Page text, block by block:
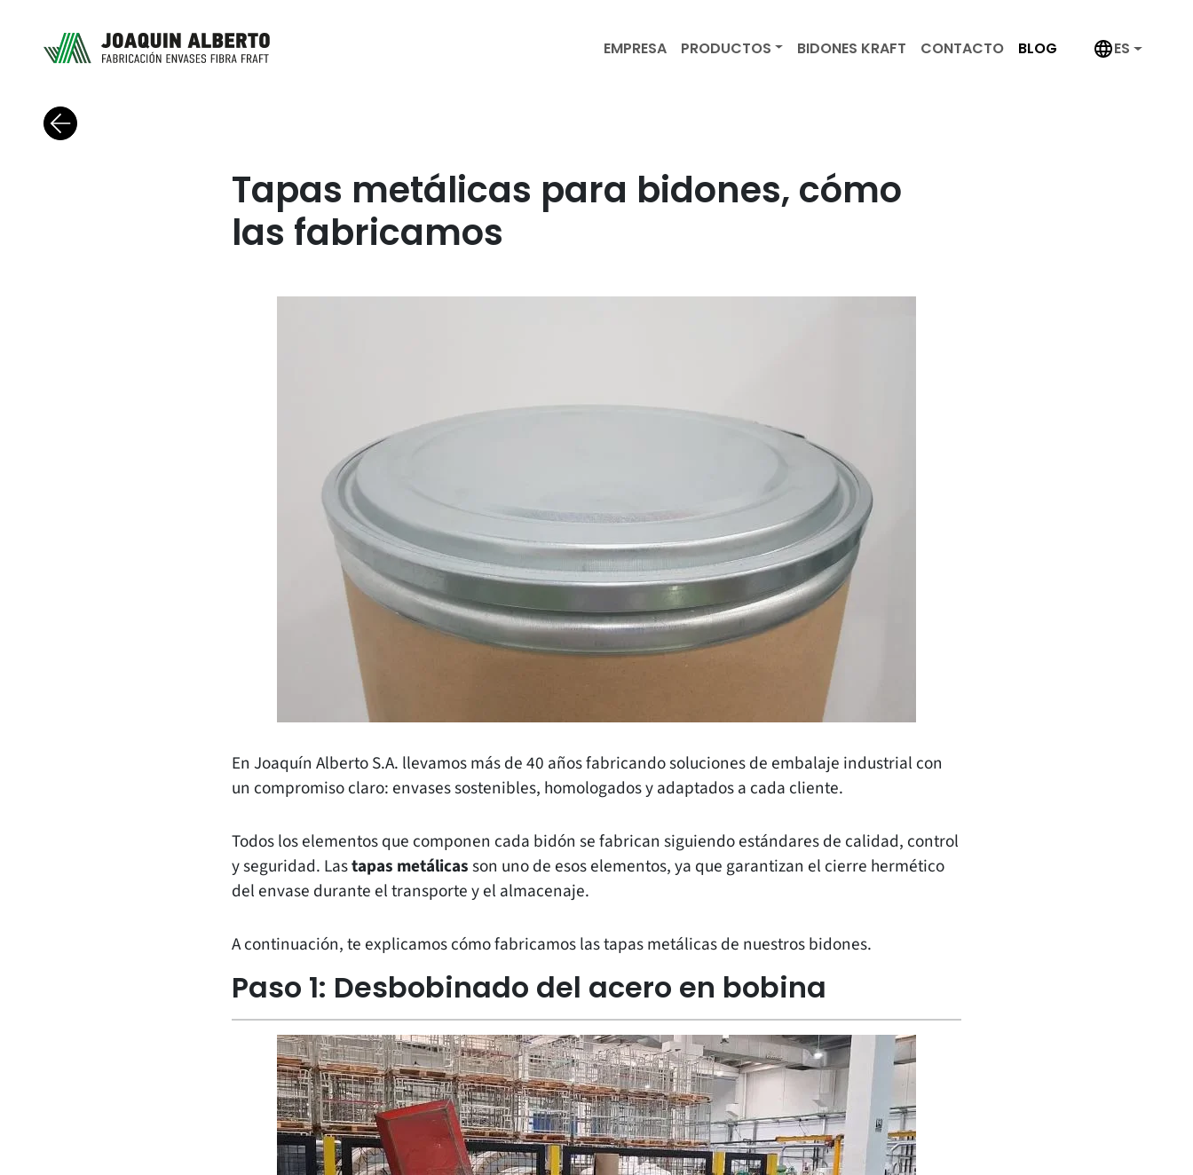
EMPRESA PRODUCTOS BIDONES KRAFT CONTACTO BLOG ES
Volver al blog
Tapas metálicas para bidones, cómo
las fabricamos
En Joaquín Alberto S.A. llevamos más de 40 años fabricando soluciones de embalaje industrial con
un compromiso claro: envases sostenibles, homologados y adaptados a cada cliente.
Todos los elementos que componen cada bidón se fabrican siguiendo estándares de calidad, control
y seguridad. Lastapas metálicasson uno de esos elementos, ya que garantizan el cierre hermético
del envase durante el transporte y el almacenaje.
A continuación, te explicamos cómo fabricamos las tapas metálicas de nuestros bidones.
Paso 1: Desbobinado del acero en bobina